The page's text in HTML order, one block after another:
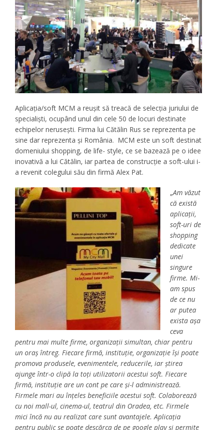
Aplicaţia/soft MCM a reuşit să treacă de selecţia juriului de
specialişti, ocupând unul din cele 50 de locuri destinate
echipelor neruseşti. Firma lui Cătălin Rus se reprezenta pe
sine dar reprezenta şi România. MCM este un soft destinat
domeniului shopping, de life- style, ce se bazează pe o idee
inovativă a lui Cătălin, iar partea de construcţie a soft-ului i-
a revenit colegului său din firmă Alex Pat.
„Am văzut
că există
aplicaţii,
soft-uri de
shopping
dedicate
unei
singure
firme. Mi-
am spus
de ce nu
ar putea
exista aşa
ceva
pentru mai multe firme, organizaţii simultan, chiar pentru
un oraş întreg. Fiecare firmă, instituţie, organizaţie îşi poate
promova produsele, evenimentele, reducerile, iar ştirea
ajunge într-o clipă la toţi utilizatorii acestui soft. Fiecare
firmă, instituţie are un cont pe care şi-l administrează.
Firmele mari au înţeles beneficiile acestui soft. Colaborează
cu noi mall-ul, cinema-ul, teatrul din Oradea, etc. Firmele
mici încă nu au realizat care sunt avantajele. Aplicaţia
pentru public se poate descărca de pe google play şi permite